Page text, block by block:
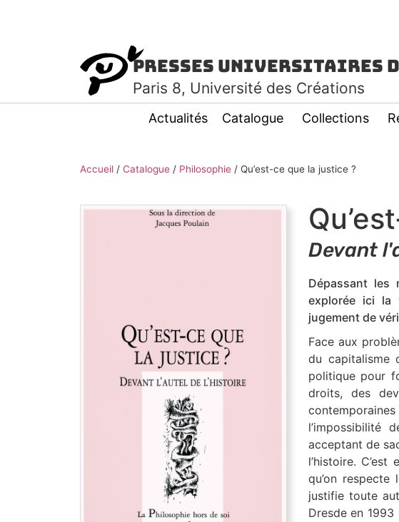
Presses Universitaires
Paris 8, Université des Créations
Actualités Catalogue Collections
Accueil / Catalogue / Philosophie / Qu’est-ce que la justice ?
Devant
Dépassant les
explorée ici la
jugement de
Face aux
du capitalisme
politique pour
droits, des
l’impossibilité
acceptant de
l’histoire.
qu’on
justifie toute
Dresde en